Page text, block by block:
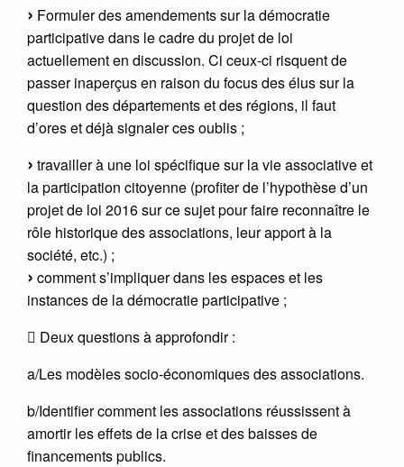
Formuler des amendements sur la démocratie
participative dans le cadre du projet de loi
actuellement en discussion. Ci ceux-ci risquent de
passer inaperçus en raison du focus des élus sur la
question des départements et des régions, il faut
d’ores et déjà signaler ces oublis ;
travailler à une loi spécifique sur la vie associative et
la participation citoyenne (profiter de l’hypothèse d’un
projet de loi 2016 sur ce sujet pour faire reconnaître le
rôle historique des associations, leur apport à la
société, etc.) ;
comment s’impliquer dans les espaces et les
instances de la démocratie participative ;
 Deux questions à approfondir :
a/Les modèles socio-économiques des associations.
b/Identifier comment les associations réussissent à
amortir les effets de la crise et des baisses de
financements publics.